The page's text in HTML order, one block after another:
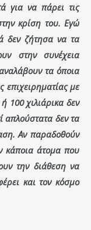
για να πάρει τις
κρίση του. Εγώ
δεν ζήτησα να τα
στην συνέχεια
τα όποια
με
100 χιλιάρικα δεν
απλούστατα δεν τα
Αν παραδοθούν
κάποια άτομα που
την διάθεση να
και τον κόσμο